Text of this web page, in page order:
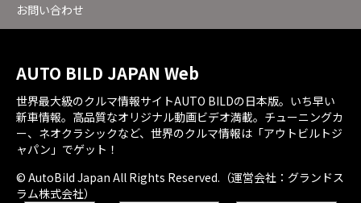
お問い合わせ
AUTO BILD JAPAN Web
世界最大級のクルマ情報サイトAUTO BILDの日本版。いち早い
新車情報。高品質なオリジナル動画ビデオ満載。チューニングカ
ー、ネオクラシックなど、世界のクルマ情報は「アウトビルトジ
ャパン」でゲット！
© AutoBild Japan All Rights Reserved.（運営会社：グランドス
ラム株式会社）